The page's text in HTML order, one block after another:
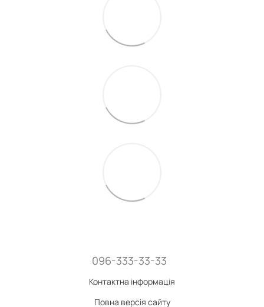
096-333-33-33
Контактна інформація
Повна версія сайту